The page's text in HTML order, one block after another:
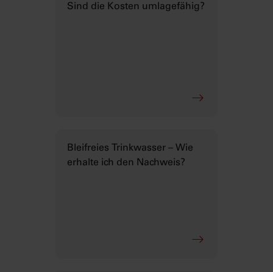
Sind die Kosten umlagefähig?
Bleifreies Trinkwasser – Wie
erhalte ich den Nachweis?